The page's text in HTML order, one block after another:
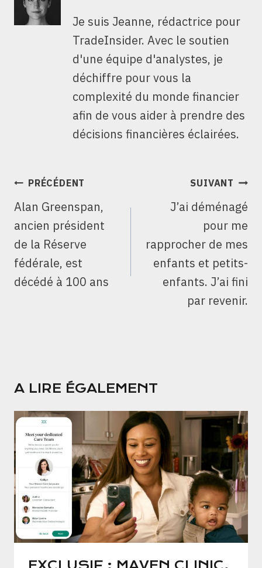
Je suis Jeanne, rédactrice pour
TradeInsider. Avec le soutien
d'une équipe d'analystes, je
déchiffre pour vous la
complexité du monde financier
afin de vous aider à prendre des
décisions financières éclairées.
NAVIGATION
L’ARTICLE
PRÉCÉDENT
Alan Greenspan,
ancien président
de la Réserve
fédérale, est
décédé à 100 ans
SUIVANT
J’ai déménagé
pour me
rapprocher de mes
enfants et petits-
enfants. J’ai fini
par revenir.
A LIRE ÉGALEMENT